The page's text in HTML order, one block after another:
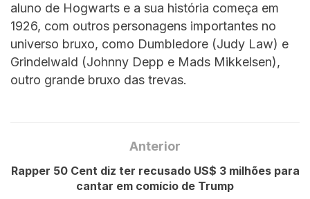
aluno de Hogwarts e a sua história começa em
1926, com outros personagens importantes no
universo bruxo, como Dumbledore (Judy Law) e
Grindelwald (Johnny Depp e Mads Mikkelsen),
outro grande bruxo das trevas.
Anterior
Rapper 50 Cent diz ter recusado US$ 3 milhões para
cantar em comício de Trump